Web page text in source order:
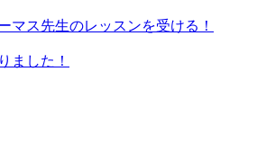
マス先生のレッスンを受ける！
ました！